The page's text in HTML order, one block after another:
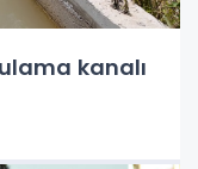
kanalı